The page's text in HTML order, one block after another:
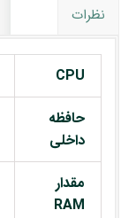
نظرات
CPU
حافظه
داخلی
مقدار
RAM